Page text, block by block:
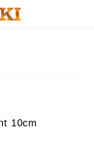
10cm